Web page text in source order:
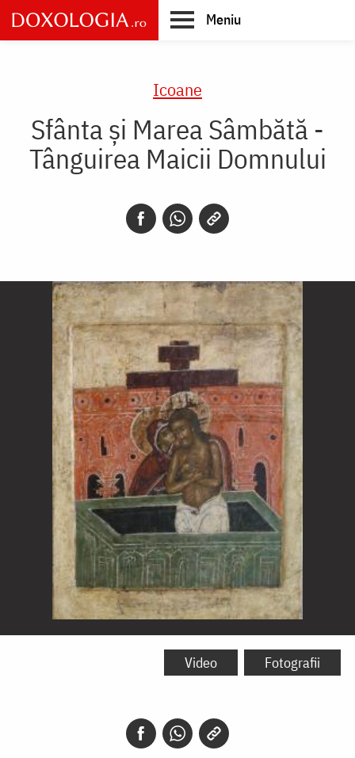
Skip
to
main
Meniu
Icoane
Sfânta și Marea Sâmbătă -
Tânguirea Maicii Domnului
Sfânta
Video Fotografii